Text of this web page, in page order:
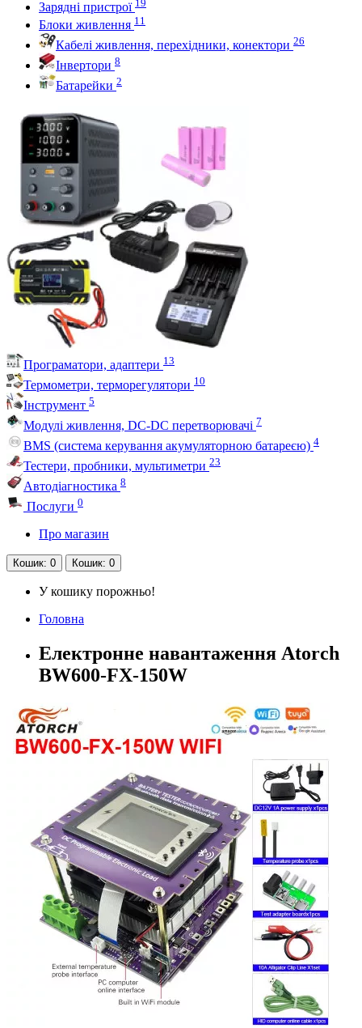
Зарядні пристрої
Блоки живлення 11
Кабелі живлення, перехідники, конектори 26
Інвертори 8
Батарейки 2
Програматори, адаптери 13
Термометри, терморегулятори 10
Інструмент 5
Модулі живлення, DC-DC перетворювачі 7
BMS (система керування акумуляторною батареєю) 4
Тестери, пробники, мультиметри 23
Автодіагностика 8
Послуги 0
Про магазин
Кошик: 0 Кошик: 0
У кошику порожньо!
Головна
Електронне навантаження Atorch
BW600-FX-150W